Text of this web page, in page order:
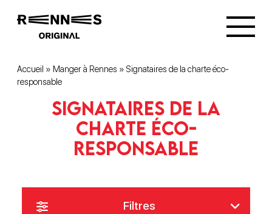
Accueil » Manger à Rennes » Signataires de la charte éco-
responsable
Signataires de la
charte éco-
responsable
Filtres